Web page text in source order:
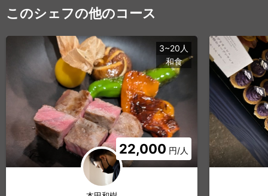
このシェフの他のコース
22,000 円/人
3~20人
和食